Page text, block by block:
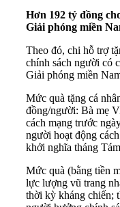
Hơn 192 tỷ đồng
Giải phóng miền
Theo đó, chi hỗ trợ
chính sách người có
Giải phóng miền
Mức quà tặng cá
đồng/người: Bà mẹ
cách mạng trước
người hoạt động
khởi nghĩa tháng
Mức quà (bằng tiền
lực lượng vũ trang
thời kỳ kháng chiến;